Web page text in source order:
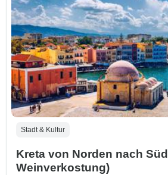
Stadt & Kultur
Kreta von Norden nach
Weinverkostung)